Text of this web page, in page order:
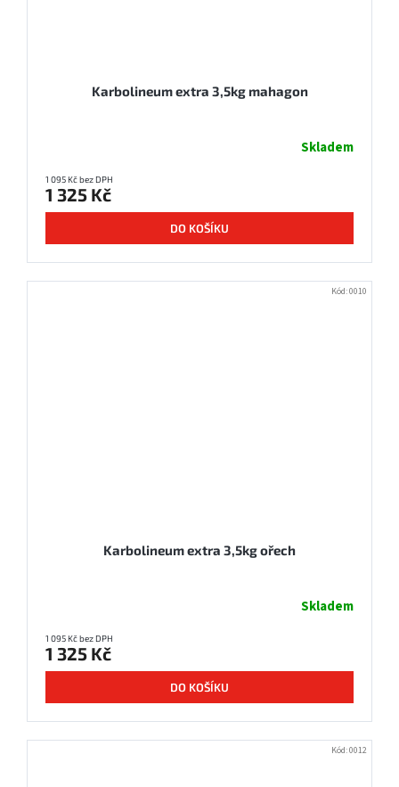
Karbolineum extra 3,5kg mahagon
Skladem
1 095 Kč bez DPH
1 325 Kč
DO KOŠÍKU
Karbolineum extra 3,5kg ořech
Skladem
1 095 Kč bez DPH
1 325 Kč
DO KOŠÍKU
Kód:0010
Kód:0012